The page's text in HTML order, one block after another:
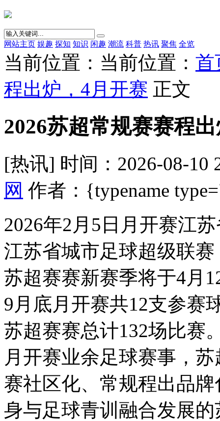
网站主页 娱趣 探知 知识 闲趣 潮流 科普 热讯 聚焦 全览
当前位置：当前位置： 首
程出炉，4月开赛 正文
2026苏超常规赛赛程
[热讯] 时间：2026-08-10
网 作者：{typename
2026年2月5日月开赛江
江苏省城市足球超级联
苏超赛赛新赛季将于4月
9月底月开赛共12支参赛
苏超赛赛总计132场比赛
月开赛业余足球赛事，
赛社区化、常规程出品
身与足球青训融合发展